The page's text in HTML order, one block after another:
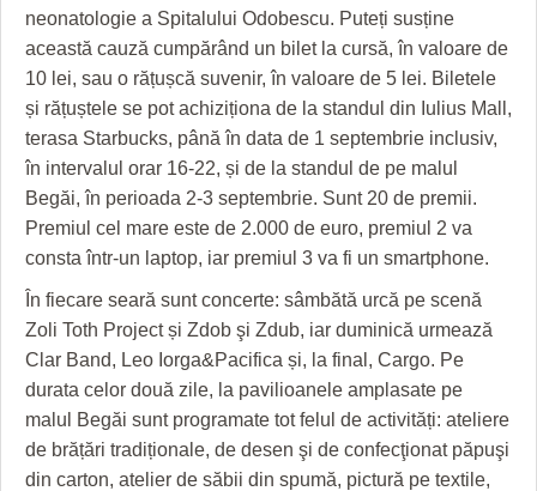
PRIMĂRIILE DIN TIMIŞ
SFATUL MEDICULUI
SFATURI JURIDICE
neonatologie a Spitalului Odobescu. Puteți susține
această cauză cumpărând un bilet la cursă, în valoare de
10 lei, sau o rățușcă suvenir, în valoare de 5 lei. Biletele
și rățuștele se pot achiziționa de la standul din Iulius Mall,
terasa Starbucks, până în data de 1 septembrie inclusiv,
în intervalul orar 16-22, și de la standul de pe malul
Begăi, în perioada 2-3 septembrie. Sunt 20 de premii.
Premiul cel mare este de 2.000 de euro, premiul 2 va
consta într-un laptop, iar premiul 3 va fi un smartphone.
În fiecare seară sunt concerte: sâmbătă urcă pe scenă
Zoli Toth Project și Zdob şi Zdub, iar duminică urmează
Clar Band, Leo Iorga&Pacifica și, la final, Cargo. Pe
durata celor două zile, la pavilioanele amplasate pe
malul Begăi sunt programate tot felul de activități: ateliere
de brățări tradiționale, de desen şi de confecţionat păpuşi
din carton, atelier de săbii din spumă, pictură pe textile,